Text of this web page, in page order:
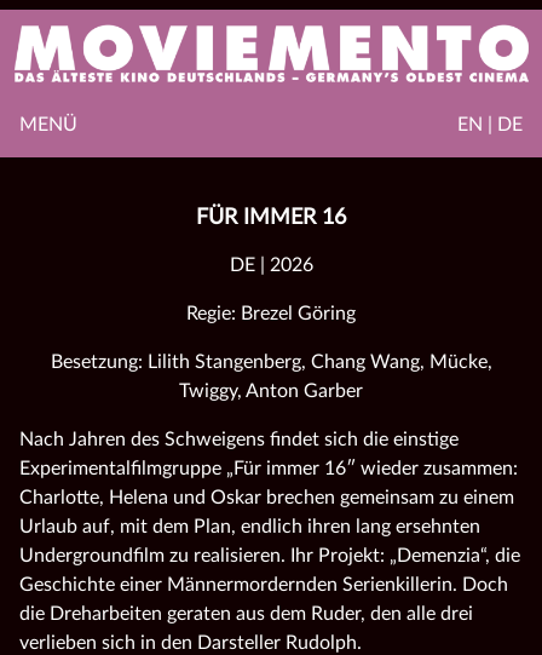
EN | DE
MENÜ
FÜR IMMER 16
DE | 2026
Regie: Brezel Göring
Besetzung: Lilith Stangenberg, Chang Wang, Mücke,
Twiggy, Anton Garber
Nach Jahren des Schweigens findet sich die einstige
Experimentalfilmgruppe „Für immer 16″ wieder zusammen:
Charlotte, Helena und Oskar brechen gemeinsam zu einem
Urlaub auf, mit dem Plan, endlich ihren lang ersehnten
Undergroundfilm zu realisieren. Ihr Projekt: „Demenzia“, die
Geschichte einer Männermordernden Serienkillerin. Doch
die Dreharbeiten geraten aus dem Ruder, den alle drei
verlieben sich in den Darsteller Rudolph.